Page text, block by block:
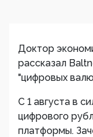
Доктор
рассказал
"цифровых
С 1 августа в
цифрового
платформы.